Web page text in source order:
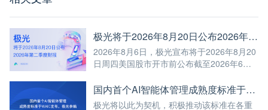
极光将于2026年8月20日公布2026年第二季度财报
2026年8月6日，极光宣布将于2026年8月20
日周四美国股市开市前公布截至2026年6月
国内首个AI智能体管理成熟度标准于WAIC发布，极光参编
极光将以此为契机，积极推动该标准在各重